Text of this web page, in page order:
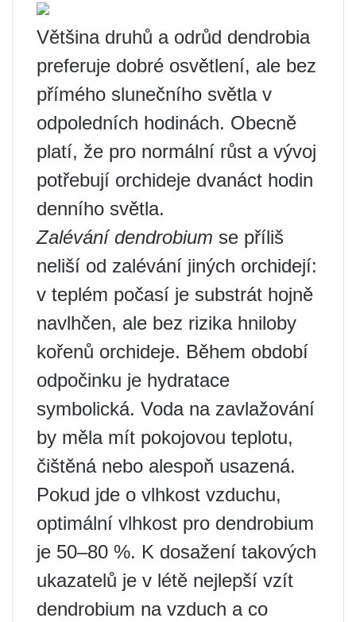
Většina druhů a odrůd dendrobia
preferuje dobré osvětlení, ale bez
přímého slunečního světla v
odpoledních hodinách. Obecně
platí, že pro normální růst a vývoj
potřebují orchideje dvanáct hodin
denního světla.
Zalévání dendrobium se příliš
neliší od zalévání jiných orchidejí:
v teplém počasí je substrát hojně
navlhčen, ale bez rizika hniloby
kořenů orchideje. Během období
odpočinku je hydratace
symbolická. Voda na zavlažování
by měla mít pokojovou teplotu,
čištěná nebo alespoň usazená.
Pokud jde o vlhkost vzduchu,
optimální vlhkost pro dendrobium
je 50–80 %. K dosažení takových
ukazatelů je v létě nejlepší vzít
dendrobium na vzduch a co